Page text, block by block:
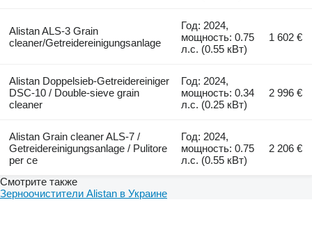
Alistan ALS-3 Grain
cleaner/Getreidereinigungsanlage
Год: 2024,
мощность: 0.75
л.с. (0.55 кВт)
1 602 €
Alistan Doppelsieb-Getreidereiniger
DSC-10 / Double-sieve grain
cleaner
Год: 2024,
мощность: 0.34
л.с. (0.25 кВт)
2 996 €
Alistan Grain cleaner ALS-7 /
Getreidereinigungsanlage / Pulitore
per ce
Год: 2024,
мощность: 0.75
л.с. (0.55 кВт)
2 206 €
Смотрите также
Зерноочистители Alistan в Украине